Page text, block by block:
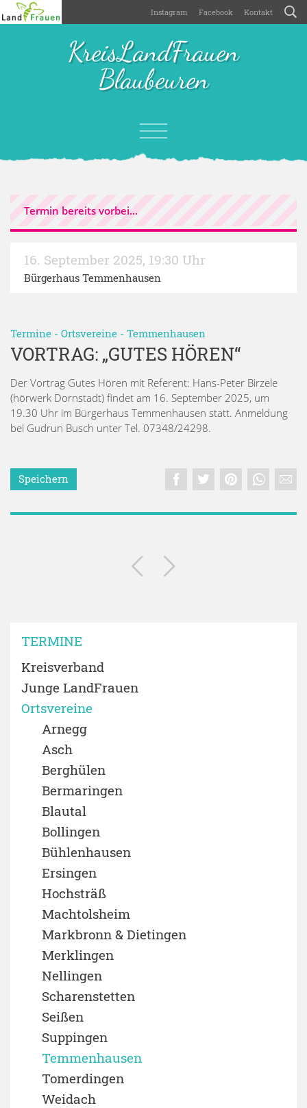
Instagram Facebook Kontakt
KreisLandFrauen
Blaubeuren
Termin bereits vorbei...
16. September 2025, 19:30 Uhr
Bürgerhaus Temmenhausen
Termine - Ortsvereine - Temmenhausen
VORTRAG: „GUTES HÖREN“
Der Vortrag Gutes Hören mit Referent: Hans-Peter Birzele
(hörwerk Dornstadt) findet am 16. September 2025, um
19.30 Uhr im Bürgerhaus Temmenhausen statt. Anmeldung
bei Gudrun Busch unter Tel. 07348/24298.
Speichern
TERMINE
Kreisverband
Junge LandFrauen
Ortsvereine
Arnegg
Asch
Berghülen
Bermaringen
Blautal
Bollingen
Bühlenhausen
Ersingen
Hochsträß
Machtolsheim
Markbronn & Dietingen
Merklingen
Nellingen
Scharenstetten
Seißen
Suppingen
Temmenhausen
Tomerdingen
Weidach